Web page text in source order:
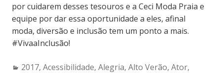
por cuidarem desses tesouros e a Ceci Moda Praia e
equipe por dar essa oportunidade a eles, afinal
moda, diversão e inclusão tem um ponto a mais.
#VivaaInclusão!
Categories:
2017, Acessibilidade, Alegria, Alto Verão, Ator,